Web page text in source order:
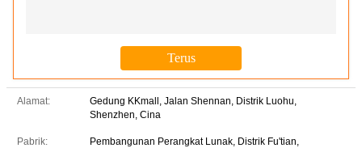
Alamat:
Gedung KKmall, Jalan Shennan, Distrik Luohu,
Shenzhen, Cina
Pabrik:
Pembangunan Perangkat Lunak, Distrik Fu'tian,